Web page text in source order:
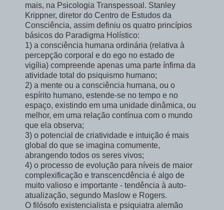
mais, na Psicologia Transpessoal. Stanley
Krippner, diretor do Centro de Estudos da
Consciência, assim definiu os quatro princípios
básicos do Paradigma Holístico:
1) a consciência humana ordinária (relativa à
percepção corporal e do ego no estado de
vigília) compreende apenas uma parte ínfima da
atividade total do psiquismo humano;
2) a mente ou a consciência humana, ou o
espírito humano, estende-se no tempo e no
espaço, existindo em uma unidade dinâmica, ou
melhor, em uma relação contínua com o mundo
que ela observa;
3) o potencial de criatividade e intuição é mais
global do que se imagina comumente,
abrangendo todos os seres vivos;
4) o processo de evolução para níveis de maior
complexificação e transcencdência é algo de
muito valioso e importante - tendência à auto-
atualização, segundo Maslow e Rogers.
O filósofo existencialista e psiquiatra alemão